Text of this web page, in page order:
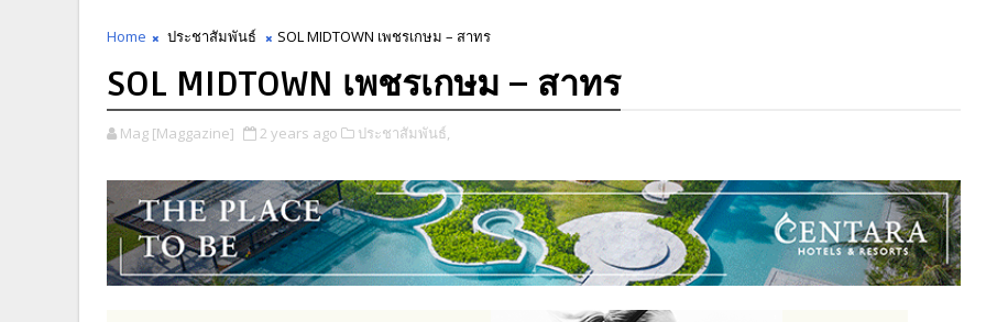
Home ประชาสัมพันธ์ SOL MIDTOWN เพชรเกษม – สาทร
SOL MIDTOWN เพชรเกษม – สาทร
Mag [Maggazine] 2 years ago ประชาสัมพันธ์,